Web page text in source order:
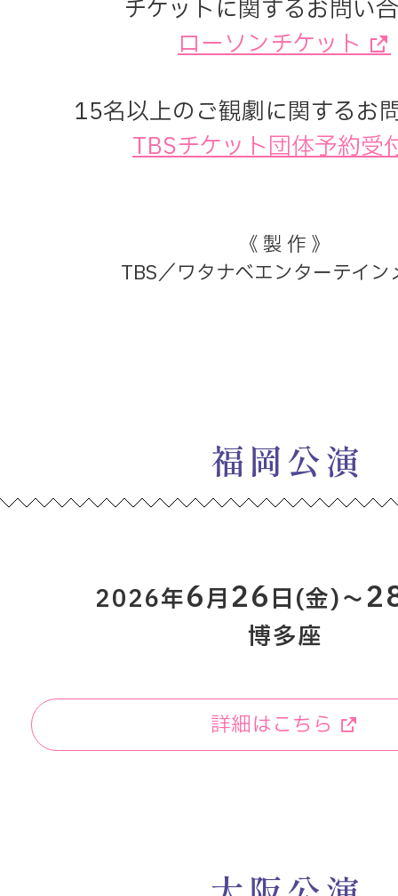
チケットに関するお問い
ローソンチケット
15名以上のご観劇に関するお
TBSチケット団体予約受
《 製 作 》
TBS／ワタナベエンターテイン
福岡公演
2026年6月26日(金)～
博多座
詳細はこちら